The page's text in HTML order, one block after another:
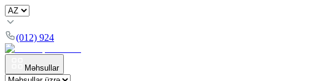
(012) 924
Məhsullar